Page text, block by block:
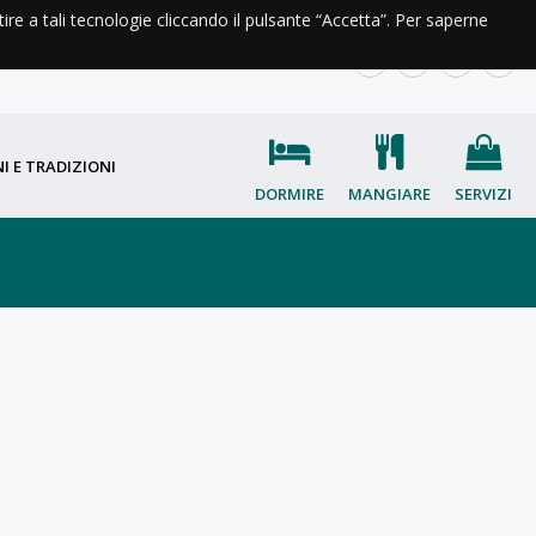
E TRADIZIONI
DORMIRE
MANGIARE SERVIZI
a tali tecnologie cliccando il pulsante “Accetta”. Per saperne